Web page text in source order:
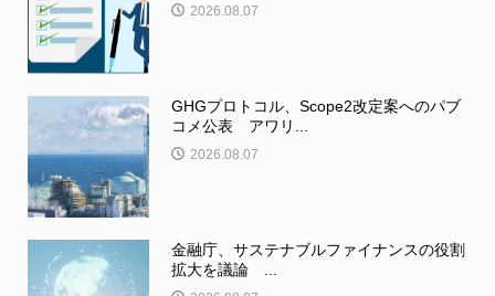
2026.08.07
GHGプロトコル、Scope2改定案へのパブ
コメ公表 アワリ...
2026.08.07
金融庁、サステナブルファイナンスの役割
拡大を議論 ...